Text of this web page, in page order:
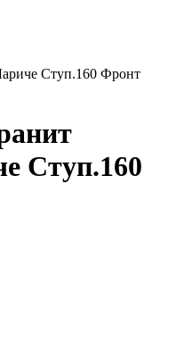
Ступ.160 Фронт
Ступ.160